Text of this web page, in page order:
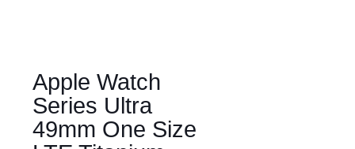
Apple Watch
Series Ultra
49mm One Size